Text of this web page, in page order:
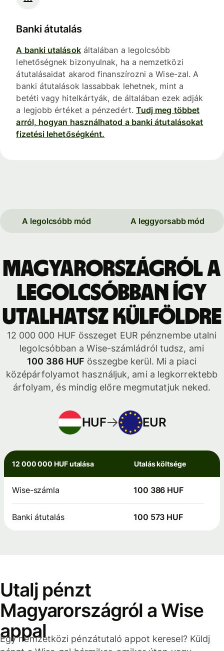
Banki átutalás
A banki utalásokáltalában a legolcsóbb
lehetőségnek bizonyulnak, ha a nemzetközi
átutalásaidat akarod finanszírozni a Wise-zal. A
banki átutalások lassabbak lehetnek, mint a
betéti vagy hitelkártyák, de általában ezek adják
a legjobb értéket a pénzedért. Tudj meg többet
arról, hogyan használhatod a banki átutalásokat
fizetési lehetőségként.
A legolcsóbb mód A leggyorsabb mód
Magyarországról a
legolcsóbban így
utalhatsz külföldre
12 000 000 HUF összeget EUR pénznembe utalni
legolcsóbban a Wise-számládról tudsz, ami
100 386 HUF összegbe kerül. Mi a piaci
középárfolyamot használjuk, ami a legkorrektebb
árfolyam, és mindig előre megmutatjuk neked.
HUF EUR
12 000 000 HUF utalása Utalás költsége
Wise-számla 100 386 HUF
Banki átutalás 100 573 HUF
Utalj pénzt
Magyarországról a Wise
appal
Egy nemzetközi pénzátutaló appot keresel? Küldj